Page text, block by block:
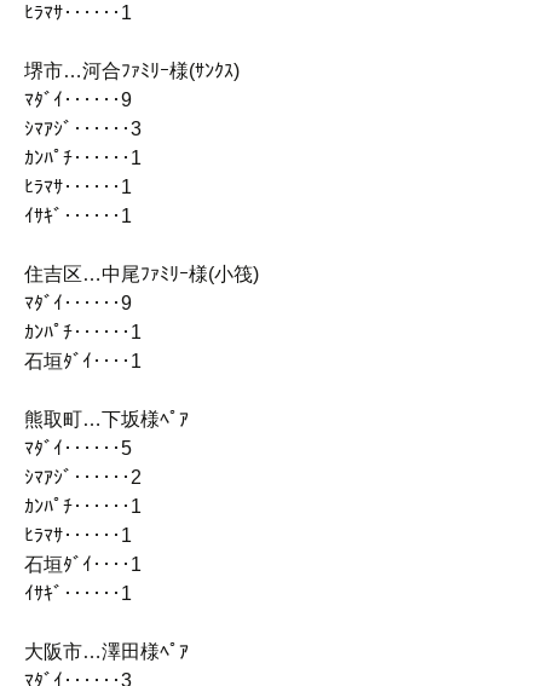
ﾋﾗﾏｻ‥‥‥1
堺市…河合ﾌｧﾐﾘｰ様(ｻﾝｸｽ)
ﾏﾀﾞｲ‥‥‥9
ｼﾏｱｼﾞ‥‥‥3
ｶﾝﾊﾟﾁ‥‥‥1
ﾋﾗﾏｻ‥‥‥1
ｲｻｷﾞ‥‥‥1
住吉区…中尾ﾌｧﾐﾘｰ様(小筏)
ﾏﾀﾞｲ‥‥‥9
ｶﾝﾊﾟﾁ‥‥‥1
石垣ﾀﾞｲ‥‥1
熊取町…下坂様ﾍﾟｱ
ﾏﾀﾞｲ‥‥‥5
ｼﾏｱｼﾞ‥‥‥2
ｶﾝﾊﾟﾁ‥‥‥1
ﾋﾗﾏｻ‥‥‥1
石垣ﾀﾞｲ‥‥1
ｲｻｷﾞ‥‥‥1
大阪市…澤田様ﾍﾟｱ
ﾏﾀﾞｲ‥‥‥3